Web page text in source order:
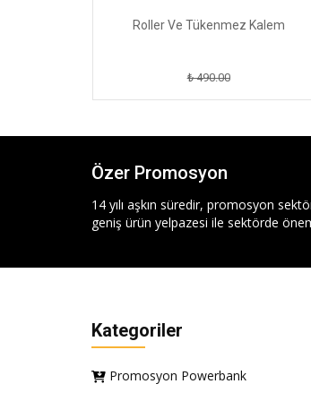
Roller Ve Tükenmez Kalem
₺ 490.00
Özer Promosyon
14 yılı aşkın süredir, promosyon
geniş ürün yelpazesi ile sektörde
Kategoriler
Promosyon Powerbank